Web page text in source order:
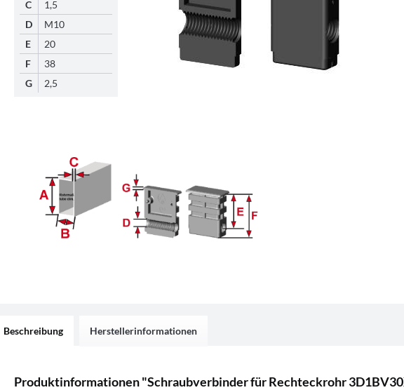
C
1,5
D
M10
E
20
F
38
G
2,5
Beschreibung Herstellerinformationen
Produktinformationen "Schraubverbinder für Rechteckrohr